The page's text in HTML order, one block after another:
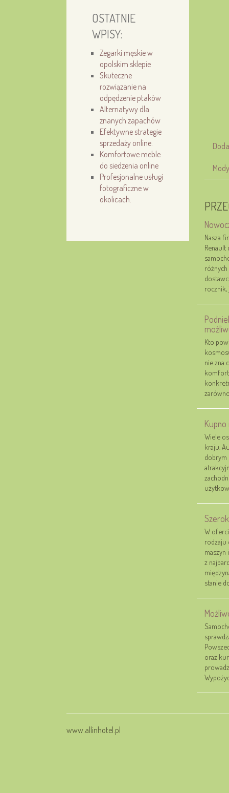
OSTATNIE
WPISY:
Zegarki męskie w
opolskim sklepie
Skuteczne
rozwiązanie na
odpędzenie ptaków
Alternatywy dla
znanych zapachów
Efektywne strategie
sprzedaży online.
Komfortowe meble
do siedzenia online
Profesjonalne usługi
fotograficzne w
okolicach.
Nasza
Renault
rocznik,
Kto
nie zna
Wiele
kraju.
dobrym
W
rodzaju
maszyn
z
stanie
oraz
www.allinhotel.pl